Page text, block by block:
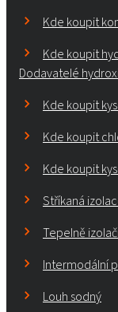
Kde koupit
Kde koupit
Dodavatelé
Kde koupit
Kde koupit
Kde koupit
Stříkaná
Tepelně
Intermodální
Louh sodný